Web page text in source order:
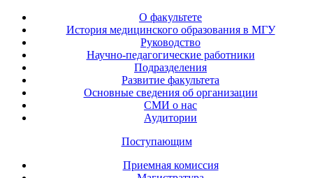
О факультете
История медицинского образования в МГУ
Руководство
Научно-педагогические работники
Подразделения
Развитие факультета
Основные сведения об организации
СМИ о нас
Аудитории
Поступающим
Приемная комиссия